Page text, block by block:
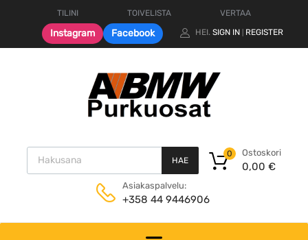
TILINI TOIVELISTA VERTAA
Instagram Facebook HEI. SIGN IN REGISTER
Products search
HAE
Ostoskori
0,00 €
0
Asiakaspalvelu:
+358 44 9446906